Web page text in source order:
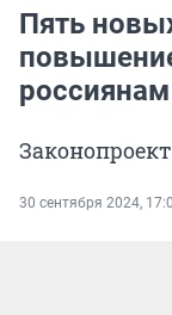
Пять
30 сентября 2024,